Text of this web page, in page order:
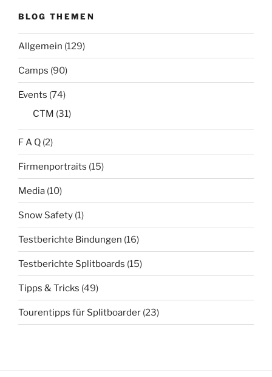
BLOG THEMEN
Allgemein (129)
Camps (90)
Events (74)
CTM (31)
F A Q (2)
Firmenportraits (15)
Media (10)
Snow Safety (1)
Testberichte Bindungen (16)
Testberichte Splitboards (15)
Tipps & Tricks (49)
Tourentipps für Splitboarder (23)